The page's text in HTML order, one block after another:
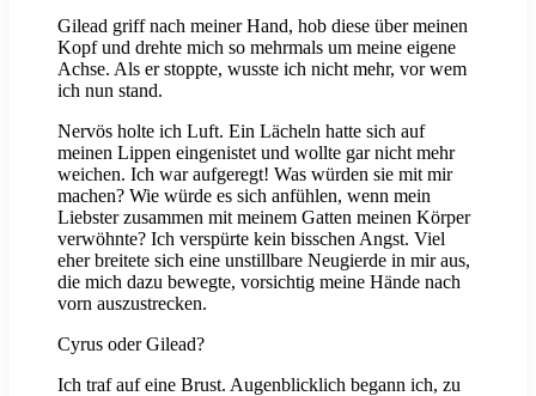
Gilead griff nach meiner Hand, hob diese über meinen
Kopf und drehte mich so mehrmals um meine eigene
Achse. Als er stoppte, wusste ich nicht mehr, vor wem
ich nun stand.
Nervös holte ich Luft. Ein Lächeln hatte sich auf
meinen Lippen eingenistet und wollte gar nicht mehr
weichen. Ich war aufgeregt! Was würden sie mit mir
machen? Wie würde es sich anfühlen, wenn mein
Liebster zusammen mit meinem Gatten meinen Körper
verwöhnte? Ich verspürte kein bisschen Angst. Viel
eher breitete sich eine unstillbare Neugierde in mir aus,
die mich dazu bewegte, vorsichtig meine Hände nach
vorn auszustrecken.
Cyrus oder Gilead?
Ich traf auf eine Brust. Augenblicklich begann ich, zu